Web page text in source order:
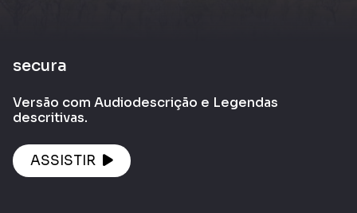
secura
Versão com Audiodescrição e Legendas
descritivas.
ASSISTIR